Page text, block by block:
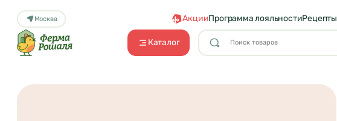
Москва АкцииПрограмма лояльностиРецепты
Каталог